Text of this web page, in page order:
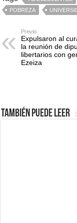
POBREZA
Previo
Expulsaron al
la reunión de
libertarios con
Ezeiza
También puede leer